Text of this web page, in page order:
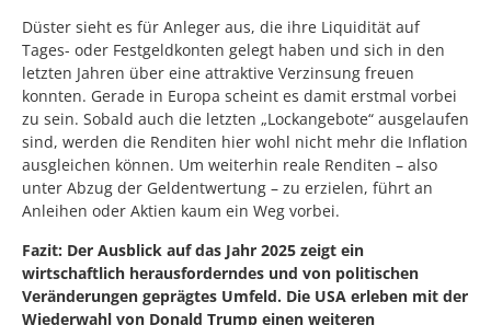
Düster sieht es für Anleger aus, die ihre Liquidität auf
Tages- oder Festgeldkonten gelegt haben und sich in den
letzten Jahren über eine attraktive Verzinsung freuen
konnten. Gerade in Europa scheint es damit erstmal vorbei
zu sein. Sobald auch die letzten „Lockangebote“ ausgelaufen
sind, werden die Renditen hier wohl nicht mehr die Inflation
ausgleichen können. Um weiterhin reale Renditen – also
unter Abzug der Geldentwertung – zu erzielen, führt an
Anleihen oder Aktien kaum ein Weg vorbei.
Fazit: Der Ausblick auf das Jahr 2025 zeigt ein
wirtschaftlich herausforderndes und von politischen
Veränderungen geprägtes Umfeld. Die USA erleben mit der
Wiederwahl von Donald Trump einen weiteren